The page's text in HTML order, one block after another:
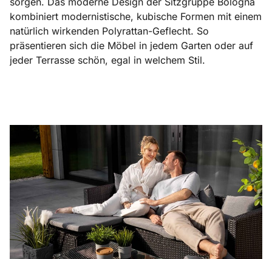
kombiniert modernistische, kubische Formen mit einem
natürlich wirkenden Polyrattan-Geflecht. So
präsentieren sich die Möbel in jedem Garten oder auf
jeder Terrasse schön, egal in welchem Stil.